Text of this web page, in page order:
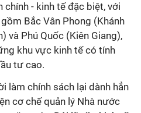
chính - kinh tế đặc biệt, với
Bắc Vân Phong (Khánh
và Phú Quốc (Kiên Giang),
khu vực kinh tế có tính
tư cao.
làm chính sách lại dành hẳn
cơ chế quản lý Nhà nước